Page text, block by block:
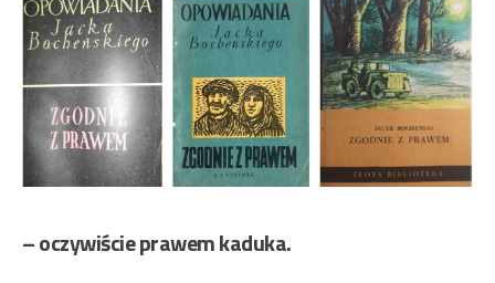
– oczywiście prawem kaduka.